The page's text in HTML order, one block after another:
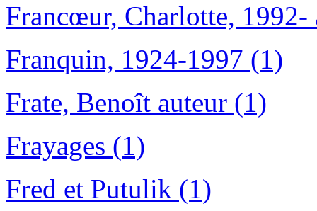
Francœur, Charlotte, 1992-
Franquin, 1924-1997 (1)
Frate, Benoît auteur (1)
Frayages (1)
Fred et Putulik (1)